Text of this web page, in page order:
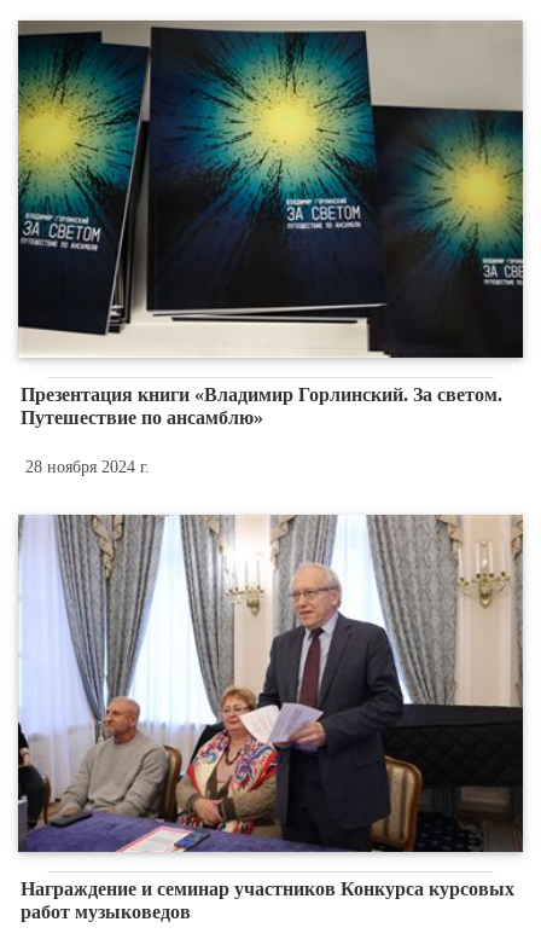
Презентация книги «Владимир Горлинский. За светом.
Путешествие по ансамблю»
28 ноября 2024 г.
Награждение и семинар участников Конкурса курсовых
работ музыковедов